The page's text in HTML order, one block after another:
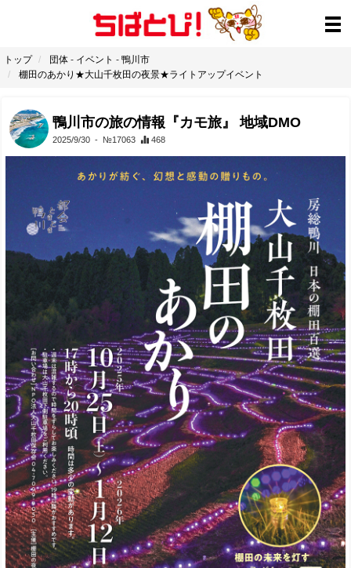
トップ 団体 - イベント - 鴨川市
棚田のあかり★大山千枚田の夜景★ライトアップイベント
鴨川市の旅の情報『カモ旅』 地域DMO
2025/9/30 - №17063 468